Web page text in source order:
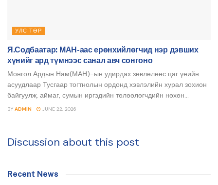
УЛС ТӨР
Я.Содбаатар: МАН-аас ерөнхийлөгчид нэр дэвших
хүнийг ард түмнээс санал авч сонгоно
Монгол Ардын Нам(МАН)-ын удирдах зөвлөлөөс цаг үеийн
асуудлаар Тусгаар тогтнолын ордонд хэвлэлийн хурал зохион
байгуулж, аймаг, сумын иргэдийн төлөөлөгчдийн нөхөн...
BY ADMIN JUNE 22, 2026
Discussion about this post
Recent News